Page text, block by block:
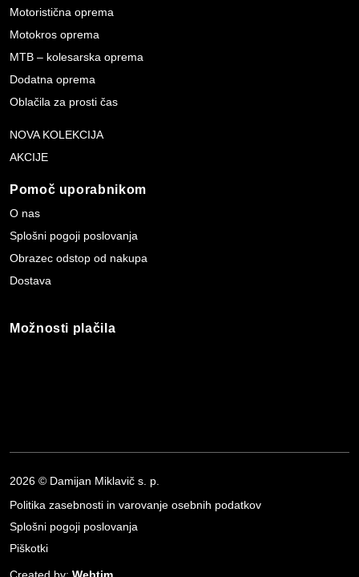
Motoristična oprema
Motokros oprema
MTB – kolesarska oprema
Dodatna oprema
Oblačila za prosti čas
NOVA KOLEKCIJA
AKCIJE
Pomoč uporabnikom
O nas
Splošni pogoji poslovanja
Obrazec odstop od nakupa
Dostava
Možnosti plačila
2026 © Damijan Miklavič s. p.
Politika zasebnosti in varovanje osebnih podatkov
Splošni pogoji poslovanja
Piškotki